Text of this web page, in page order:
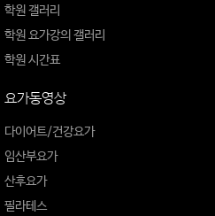
학원 갤러리
학원 요가강의 갤러리
학원 시간표
요가동영상
다이어트/건강요가
임산부요가
산후요가
필라테스